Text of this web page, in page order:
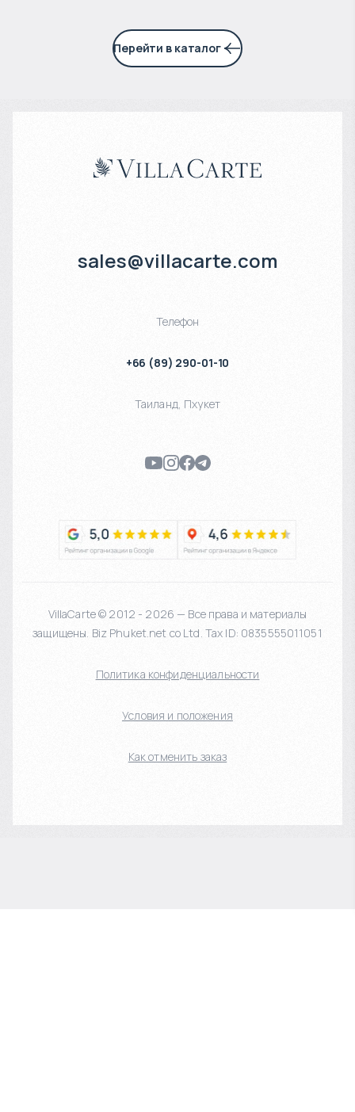
Перейти в каталог
sales@villacarte.com
Телефон
+66 (89) 290-01-10
Таиланд, Пхукет
VillaCarte © 2012 - 2026 — Все права и материалы
защищены. Biz Phuket.net co Ltd. Tax ID: 0835555011051
Политика конфиденциальности
Условия и положения
Как отменить заказ